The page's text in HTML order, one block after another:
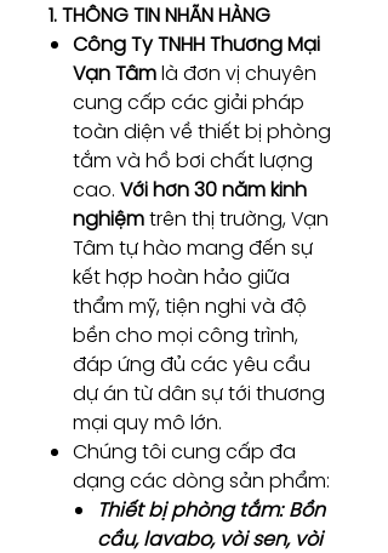
1. THÔNG TIN NHÃN HÀNG
Công Ty TNHH Thương Mại
Vạn Tâmlà đơn vị chuyên
cung cấp các giải pháp
toàn diện về thiết bị phòng
tắm và hồ bơi chất lượng
cao. Với hơn 30 năm kinh
nghiệmtrên thị trường, Vạn
Tâm tự hào mang đến sự
kết hợp hoàn hảo giữa
thẩm mỹ, tiện nghi và độ
bền cho mọi công trình,
đáp ứng đủ các yêu cầu
dự án từ dân sự tới thương
mại quy mô lớn.
Chúng tôi cung cấp đa
dạng các dòng sản phẩm:
Thiết bị phòng tắm: Bồn
cầu, lavabo, vòi sen, vòi